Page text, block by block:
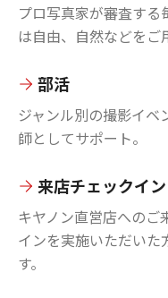
プロ写真家が審査す
は自由、自然などをご
部活
ジャンル別の撮影イベ
師としてサポート。
来店チェックイン
キヤノン直営店へのご
インを実施いただいた
す。